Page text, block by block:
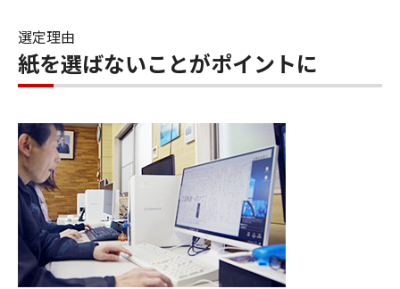
選定理由
紙を選ばないことがポイントに